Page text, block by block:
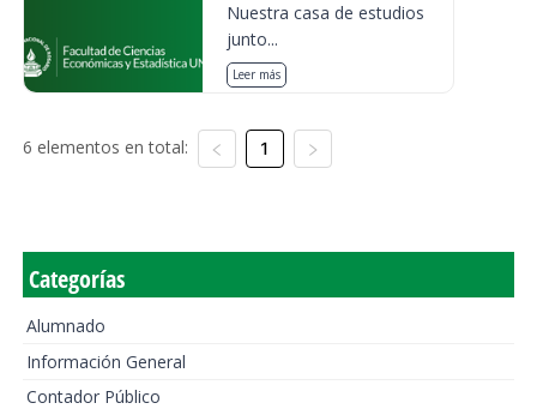
Nuestra casa de estudios
junto...
Leer más
6 elementos en total: 1
Categorías
Alumnado
Información General
Contador Público